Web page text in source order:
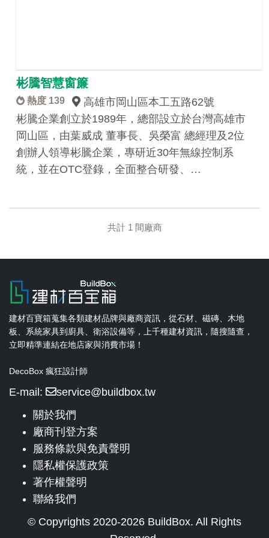
彬騰智慧窗簾
熱度 139
高雄市岡山區本工五路62號
彬騰企業創立於1989年，總部設立於台灣高雄市
岡山區，由葉威成 董事長、吳榮富 總經理及2位
創辦人領導彬騰企業，專研近30年無線控制系
統，並在OTC登錄，全面整合研發、…
共計 1 間廠商
建材百寶箱蒐集各類建材品牌與廠商資訊，從石材、磁磚、木地
板、系統家具到廚具、衛浴設備等，上千種建材資訊，隨搜隨查，
立即精準連結在地店家與消費市場！
DecoBox 瘋狂設計師
E-mail:
service@buildbox.tw
關於我們
廠商刊登方案
服務條款與免責聲明
隱私權保護政策
著作權聲明
聯絡我們
© Copyrights 2020-2026 BuildBox. All Rights